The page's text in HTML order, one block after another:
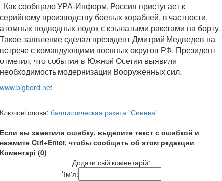
Как сообщало УРА-Информ, Россия приступает к
серийному производству боевых кораблей, в частности,
атомных подводных лодок с крылатыми ракетами на борту.
Такое заявление сделал президент Дмитрий Медведев на
встрече с командующими военных округов РФ. Президент
отметил, что события в Южной Осетии выявили
необходимость модернизации Вооруженных сил.
www.bigbord.net
Ключові слова: баллистическая ракета "Синева"
Если вы заметили ошибку, выделите текст с ошибкой и
нажмите Ctrl+Enter, чтобы сообщить об этом редакции
Коментарі (0)
Додати свій коментарій:
*Ім'я: